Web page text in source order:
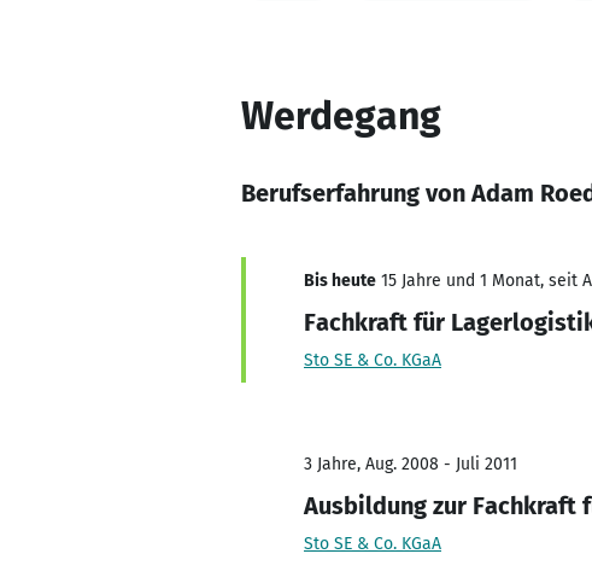
Werdegang
Berufserfahrung von Adam
Bis heute 15 Jahre und 1 Monat, seit
Fachkraft für
Sto SE & Co. KGaA
3 Jahre, Aug. 2008 - Juli 2011
Ausbildung zur Fachkraft
Sto SE & Co. KGaA